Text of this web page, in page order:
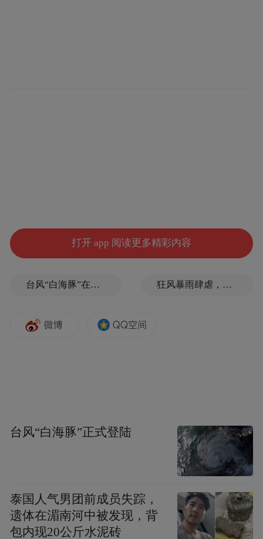
研究机构认为，我国环境监测的表现值得期
待，尤其是在空气质量监测领域，其市场需
股选择难度加大。个人投资者可以通过主题
记者注意到，在促进环保产业发展政策法规
频出的过去半年内，广发中证环保产业
（001064）的业绩表现抢眼。据Wind数据显
增长率达16.98%，高于同期沪深300、上证
综指等市场核心指数11.54%、13.44%的涨
打开 app 阅读更多精彩内容
台风“白海豚”在浙江玉环登陆，大片树木被吹倒 狂风暴雨肆虐，台州一家电厂遭受猛烈冲击
台风“白海豚”正式登陆
泰国人气男团前成员失踪，
遗体在湄南河中被发现，背
包内现20公斤水泥砖